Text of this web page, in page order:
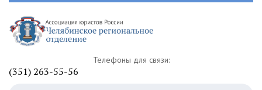
Телефоны для связи:
(351) 263-55-56